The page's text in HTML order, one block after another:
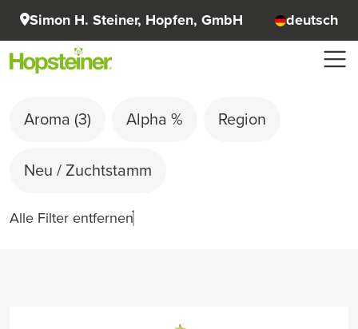
Simon H. Steiner, Hopfen, GmbH deutsch
Aroma (3) Alpha % Region
Neu / Zuchtstamm
Alle Filter entfernen